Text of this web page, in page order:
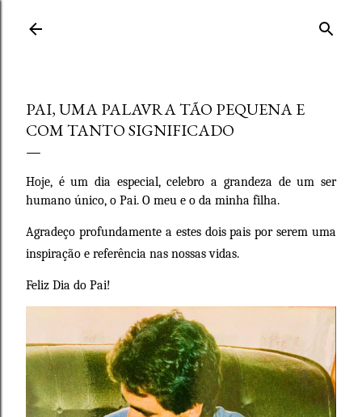
PAI, UMA PALAVRA TÃO PEQUENA E
COM TANTO SIGNIFICADO
Hoje, é um dia especial, celebro a grandeza de um ser
humano único, o Pai. O meu e o da minha filha.
Agradeço profundamente a estes dois pais por serem uma
inspiração e referência nas nossas vidas.
Feliz Dia do Pai!